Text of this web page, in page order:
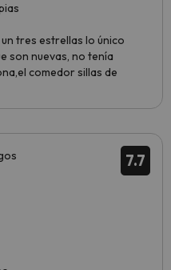
tres estrellas lo único
son nuevas, no tenía
comedor sillas de
7.7